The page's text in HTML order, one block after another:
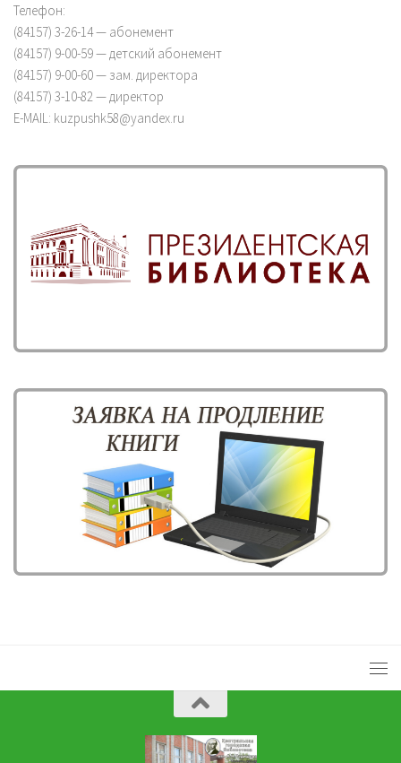
Телефон:
(84157) 3-26-14 — абонемент
(84157) 9-00-59 — детский абонемент
(84157) 9-00-60 — зам. директора
(84157) 3-10-82 — директор
E-MAIL: kuzpushk58@yandex.ru